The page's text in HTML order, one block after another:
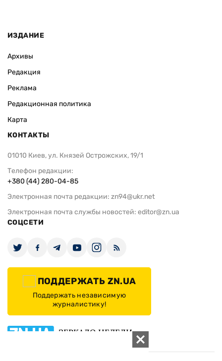
ИЗДАНИЕ
Архивы
Редакция
Реклама
Редакционная политика
Карта
КОНТАКТЫ
01010 Киев, ул. Князей Острожских, 19/1
Телефон редакции:
+380 (44) 280-04-85
Электронная почта редакции: zn94@ukr.net
Электронная почта службы новостей: editor@zn.ua
СОЦСЕТИ
ПОДДЕРЖАТЬ ZN.UA
Поддержать независимую
журналистику!
ЗЕРКАЛО НЕДЕЛИ